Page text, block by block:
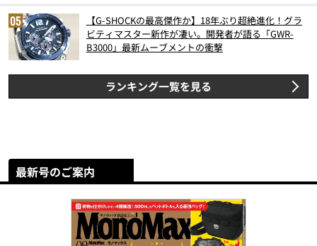
【G-SHOCKの最高傑作か】18年ぶり超絶進化！グラ
ビティマスター新作が凄い。開発者が語る「GWR-
B3000」最新ムーブメントの衝撃
ランキング一覧を見る
最新号のご案内